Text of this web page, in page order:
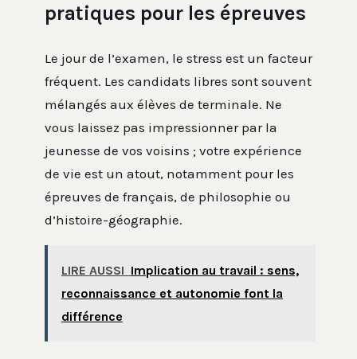
pratiques pour les épreuves
Le jour de l’examen, le stress est un facteur
fréquent. Les candidats libres sont souvent
mélangés aux élèves de terminale. Ne
vous laissez pas impressionner par la
jeunesse de vos voisins ; votre expérience
de vie est un atout, notamment pour les
épreuves de français, de philosophie ou
d’histoire-géographie.
LIRE AUSSI Implication au travail : sens,
reconnaissance et autonomie font la
différence